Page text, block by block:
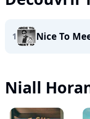
1 Nice To
Niall